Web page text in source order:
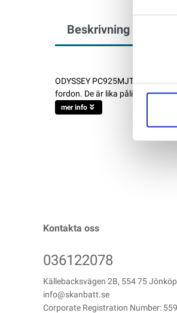
Beskrivning
ODYSSEY PC925MJT AGM
fordon. De är lika pålitliga som
mer info
Kontakta oss
036122078
Källebacksvägen 2B, 554 75
info@skanbatt.se
Corporate Registration Number: